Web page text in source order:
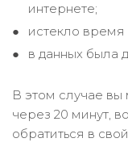
интернете;
истекло время
в данных была
В этом случае
через 20 минут,
обратиться в